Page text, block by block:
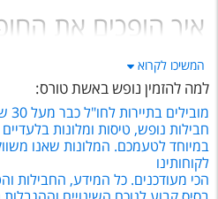
איך הופכים את
המשפחתית
הנה כמה טיפים שיעזרו
המשפחה:
בחרו יעד שמושך את כולם
תשבו עם המשפחה שלכם ותדברו על
שלהם, וכך זה יעזור לכם לבחור יעד
המשיכו לקרוא
למה להזמין נופש באשת טורס:
מובילים בתיירות לחו"ל כבר מעל 30 שנה
חבילות נופש, טיסות ומלונות
במיוחד לטעמכם. המלונות שאנו
לקוחותינו
הכי מעודכנים. כל המידע, החבילות